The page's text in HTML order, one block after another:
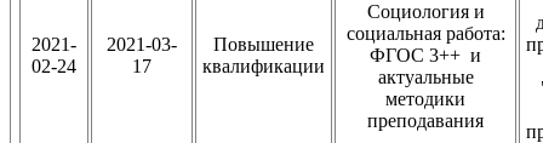
2021-
02-24
2021-03-
17
Повышение
квалификации
Социология и
социальная работа:
ФГОС 3++ и
актуальные
методики
преподавания